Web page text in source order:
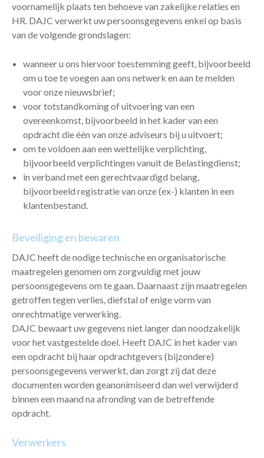
voornamelijk plaats ten behoeve van zakelijke relaties en
HR. DAJC verwerkt uw persoonsgegevens enkel op basis
van de volgende grondslagen:
wanneer u ons hiervoor toestemming geeft, bijvoorbeeld
om u toe te voegen aan ons netwerk en aan te melden
voor onze nieuwsbrief;
voor totstandkoming of uitvoering van een
overeenkomst, bijvoorbeeld in het kader van een
opdracht die één van onze adviseurs bij u uitvoert;
om te voldoen aan een wettelijke verplichting,
bijvoorbeeld verplichtingen vanuit de Belastingdienst;
in verband met een gerechtvaardigd belang,
bijvoorbeeld registratie van onze (ex-) klanten in een
klantenbestand.
Beveiliging en bewaren
DAJC heeft de nodige technische en organisatorische
maatregelen genomen om zorgvuldig met jouw
persoonsgegevens om te gaan. Daarnaast zijn maatregelen
getroffen tegen verlies, diefstal of enige vorm van
onrechtmatige verwerking.
DAJC bewaart uw gegevens niet langer dan noodzakelijk
voor het vastgestelde doel. Heeft DAJC in het kader van
een opdracht bij haar opdrachtgevers (bijzondere)
persoonsgegevens verwerkt, dan zorgt zij dat deze
documenten worden geanonimiseerd dan wel verwijderd
binnen een maand na afronding van de betreffende
opdracht.
Verwerkers